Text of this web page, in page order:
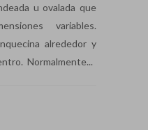
u ovalada que
variables.
alrededor y
Normalmente...